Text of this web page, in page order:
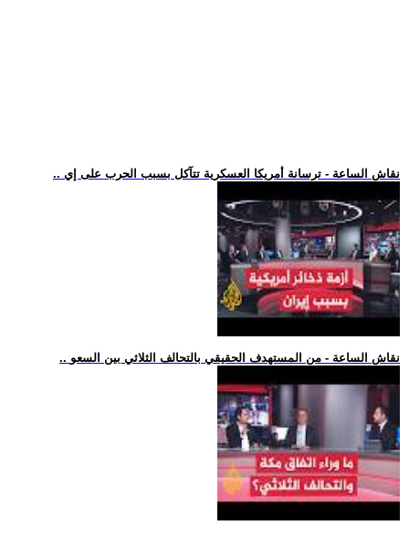
.. نقاش الساعة - ترسانة أمريكا العسكرية تتآكل بسبب الحرب على إي
.. نقاش الساعة - من المستهدف الحقيقي بالتحالف الثلاثي بين السعو